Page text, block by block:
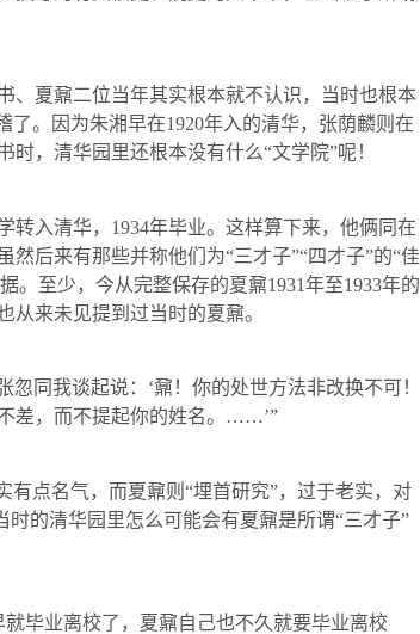
、夏鼐二位当年其实根本就不认识，当时也根本
了。因为朱湘早在1920年入的清华，张荫麟则在
，清华园里还根本没有什么“文学院”呢！
转入清华， 1934年毕业。这样算下来，他俩同在
后来有那些并称他们为“三才子”“四才子”的“佳
。至少，今从完整保存的夏鼐1931年至1933年的
来未见提到过当时的夏鼐。
同我谈起说：‘鼐！你的处世方法非改换不可！
差，而不提起你的姓名。……’”
点名气，而夏鼐则“埋首研究”，过于老实，对
的清华园里怎么可能会有夏鼐是所谓“三才子”
就毕业离校了，夏鼐自己也不久就要毕业离校